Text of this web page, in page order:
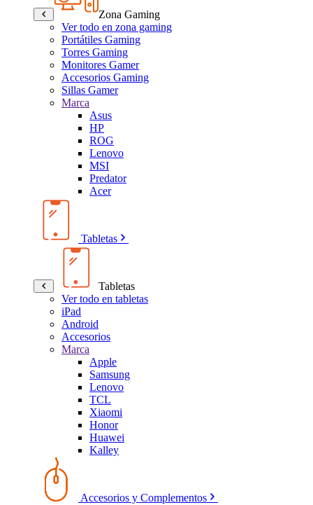
Zona Gaming
Ver todo en zona gaming
Portátiles Gaming
Torres Gaming
Monitores Gamer
Accesorios Gaming
Sillas Gamer
Marca
Asus
HP
ROG
Lenovo
MSI
Predator
Acer
Tabletas
Tabletas
Ver todo en tabletas
iPad
Android
Accesorios
Marca
Apple
Samsung
Lenovo
TCL
Xiaomi
Honor
Huawei
Kalley
Accesorios y Complementos